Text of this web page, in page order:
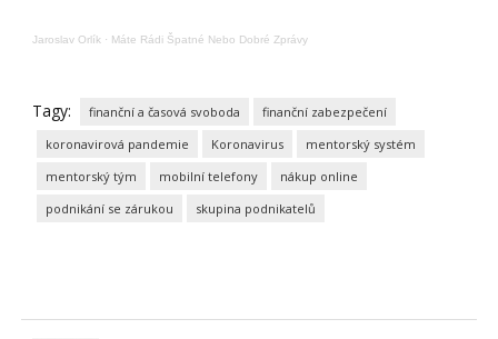
Jaroslav Orlík · Máte Rádi Špatné Nebo Dobré Zprávy
Tagy: finanční a časová svoboda
finanční zabezpečení
koronavirová pandemie
Koronavirus
mentorský systém
mentorský tým
mobilní telefony
nákup online
podnikání se zárukou
skupina podnikatelů